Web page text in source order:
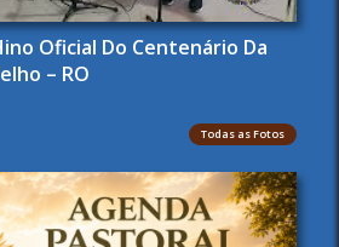
Oficial Do Centenário Da
– RO
Todas as Fotos